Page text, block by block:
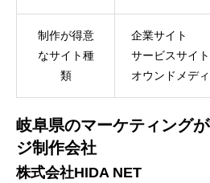
制作が得意
なサイト種
類
企業サイト
サービスサイト
オウンドメデ
岐阜県のマーケティング
ジ制作会社
株式会社HIDA NET